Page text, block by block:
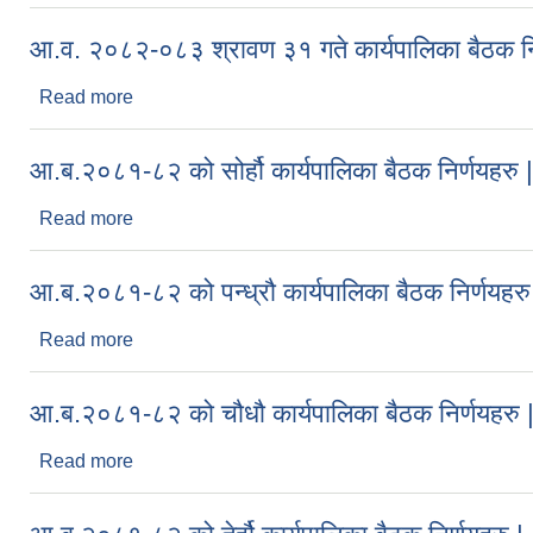
आ.व. २०८२-०८३ श्रावण ३१ गते कार्यपालिका बैठक
Read more
आ.ब.२०८१-८२ को सोर्हौ कार्यपालिका बैठक निर्णयहरु |
Read more
आ.ब.२०८१-८२ को पन्ध्रौ कार्यपालिका बैठक
Read more
आ.ब.२०८१-८२ को चौधौ कार्यपालिका बैठक निर्णयहरु |
Read more